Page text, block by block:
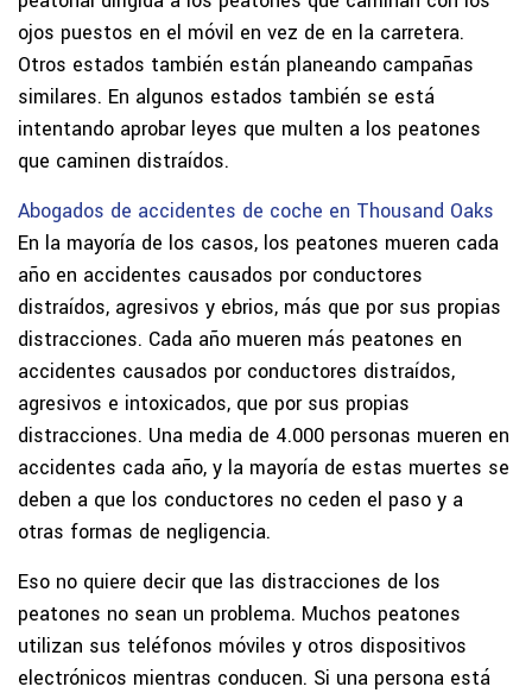
ojos puestos en el móvil en vez de en la carretera.
Otros estados también están planeando campañas
similares. En algunos estados también se está
intentando aprobar leyes que multen a los peatones
que caminen distraídos.
Abogados de accidentes de coche en Thousand Oaks
En la mayoría de los casos, los peatones mueren cada
año en accidentes causados por conductores
distraídos, agresivos y ebrios, más que por sus propias
distracciones. Cada año mueren más peatones en
accidentes causados por conductores distraídos,
agresivos e intoxicados, que por sus propias
distracciones. Una media de 4.000 personas mueren en
accidentes cada año, y la mayoría de estas muertes se
deben a que los conductores no ceden el paso y a
otras formas de negligencia.
Eso no quiere decir que las distracciones de los
peatones no sean un problema. Muchos peatones
utilizan sus teléfonos móviles y otros dispositivos
electrónicos mientras conducen. Si una persona está